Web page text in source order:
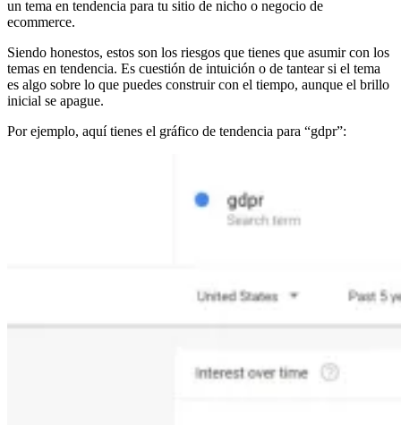
un tema en tendencia para tu sitio de nicho o negocio de
ecommerce.
Siendo honestos, estos son los riesgos que tienes que asumir con los
temas en tendencia. Es cuestión de intuición o de tantear si el tema
es algo sobre lo que puedes construir con el tiempo, aunque el brillo
inicial se apague.
Por ejemplo, aquí tienes el gráfico de tendencia para “gdpr”: